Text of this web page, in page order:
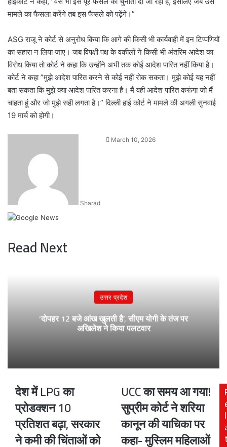
मामले का फैसला करेंगे तब इस फैसले को पढ़ेंगे।”
ASG राजू ने कोर्ट से अनुरोध किया कि आगे की किसी भी कार्यवाही में इन टिप्पणियों
का सहारा न लिया जाए। जब विपक्षी पक्ष के वकीलों ने किसी भी अंतरिम आदेश का
विरोध किया तो कोर्ट ने कहा कि उन्होंने अभी तक कोई आदेश पारित नहीं किया है।
कोर्ट ने कहा ”मुझे आदेश पारित करने से कोई नहीं रोक सकता। मुझे कोई यह नहीं
बता सकता कि मुझे क्या आदेश पारित करना है। मैं वही आदेश पारित करूंगा जो मैं
चाहता हूं और जो मुझे सही लगता है।” दिल्ली हाई कोर्ट ने मामले की अगली सुनवाई
19 मार्च को होगी।
Sharad
SendMarch 10, 2026
Read Next
उत्तर प्रदेश
‘दोपहर 12 बजे आंख खुलती है’, सीएम योगी के तंज पर
अखिलेश ने किया पलटवार
देश
LPG
का
प्रोडक्शन
10
देश में LPG का
प्रोडक्शन 10
प्रतिशत बढ़ा, सरकार
ने कमी की चिंताओं को
UCC
समय
आ
गया!
सुप्रीम
UCC का समय आ गया!
सुप्रीम कोर्ट ने शरिया
कानून की याचिका पर
कहा- मुस्लिम महिलाओं
l